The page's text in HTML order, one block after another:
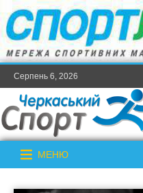
Серпень 6, 2026
МЕНЮ